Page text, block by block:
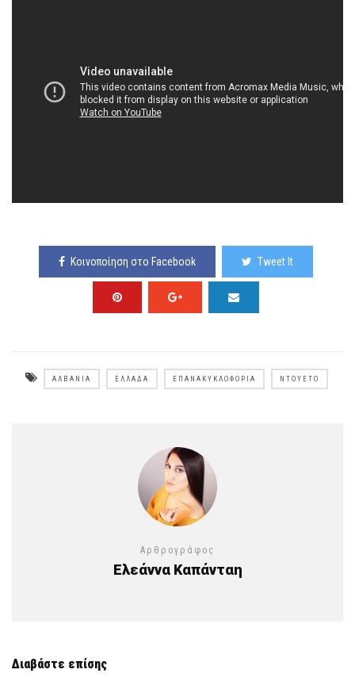
Κοινοποίηση στο Facebook Tweet It
ΑΛΒΑΝΊΑ ΕΛΛΆΔΑ ΕΠΑΝΑΚΥΚΛΟΦΟΡΊΑ ΝΤΟΥΈΤΟ
Αρθρογράφος
Ελεάννα Καπάνταη
Διαβάστε επίσης